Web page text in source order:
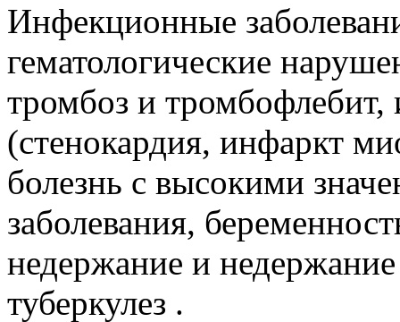
Инфекционные
гематологические
тромбоз и тромбофлебит,
(стенокардия, инфаркт
болезнь с высокими
заболевания,
недержание и
туберкулез .